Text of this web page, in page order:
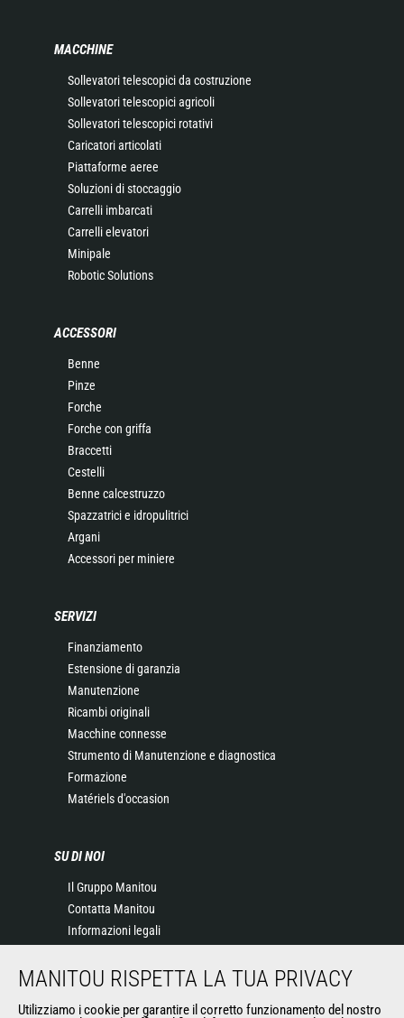
MACCHINE
Sollevatori telescopici da costruzione
Sollevatori telescopici agricoli
Sollevatori telescopici rotativi
Caricatori articolati
Piattaforme aeree
Soluzioni di stoccaggio
Carrelli imbarcati
Carrelli elevatori
Minipale
Robotic Solutions
ACCESSORI
Benne
Pinze
Forche
Forche con griffa
Braccetti
Cestelli
Benne calcestruzzo
Spazzatrici e idropulitrici
Argani
Accessori per miniere
SERVIZI
Finanziamento
Estensione di garanzia
Manutenzione
Ricambi originali
Macchine connesse
Strumento di Manutenzione e diagnostica
Formazione
Matériels d'occasion
SU DI NOI
Il Gruppo Manitou
Contatta Manitou
Informazioni legali
News
MANITOU RISPETTA LA TUA PRIVACY
Utilizziamo i cookie per garantire il corretto funzionamento del nostro